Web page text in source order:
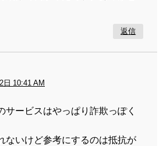
返信
日 10:41 AM
サービスはやっぱり詐欺っぽく
ないけど参考にするのは抵抗が